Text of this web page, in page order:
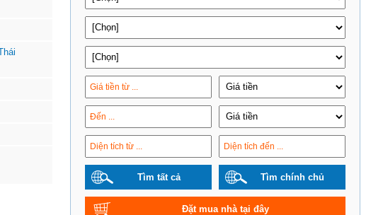
Tìm tất cả Tìm chính chủ
Đặt mua nhà tại đây